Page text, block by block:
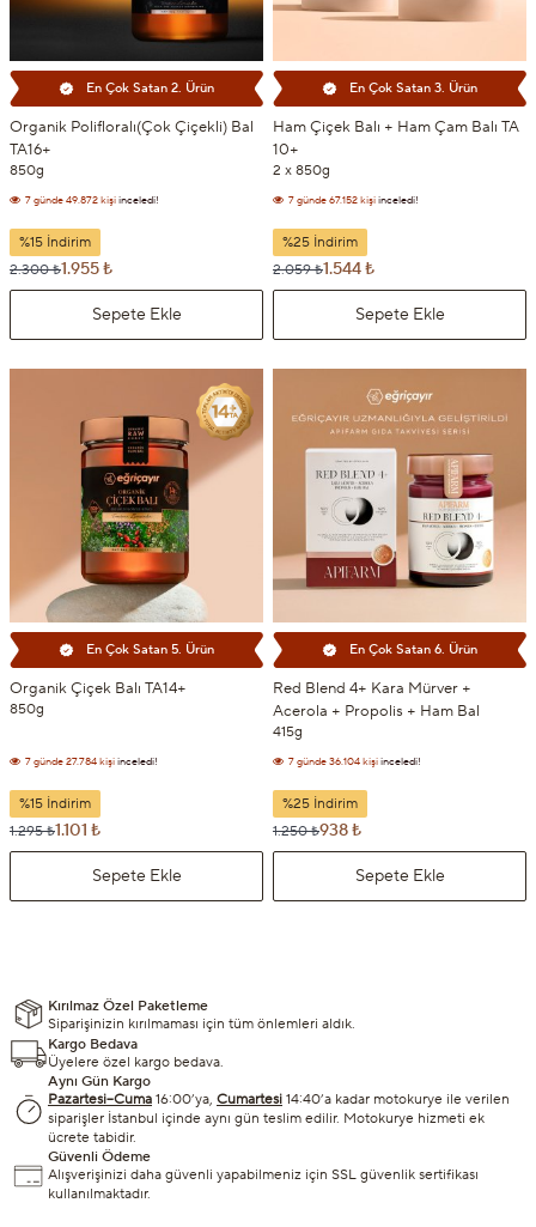
En Çok Satan 2. Ürün
Organik Polifloralı(Çok Çiçekli) Bal
TA16+
850g
7 günde49.872 kişiinceledi!
7 günde 4.464 kişi
%15 İndirim
2.300 ₺1.955 ₺
Sepete Ekle
En Çok Satan 3. Ürün
Ham Çiçek Balı + Ham Çam Balı TA
10+
2 x 850g
7 günde67.152 kişiinceledi!
7 günde 3.060 kişi
%25 İndirim
2.059 ₺1.544 ₺
Sepete Ekle
En Çok Satan 5. Ürün
Organik Çiçek Balı TA14+
850g
7 günde27.784 kişiinceledi!
7 günde 2.416 kişi
%15 İndirim
1.295 ₺1.101 ₺
Sepete Ekle
En Çok Satan 6. Ürün
Red Blend 4+ Kara Mürver +
Acerola + Propolis + Ham Bal
415g
7 günde36.104 kişiinceledi!
7 günde 1.972 kişi
%25 İndirim
1.250 ₺938 ₺
Sepete Ekle
Kırılmaz Özel Paketleme
Siparişinizin kırılmaması için tüm önlemleri aldık.
Kargo Bedava
Üyelere özel kargo bedava.
Aynı Gün Kargo
Pazartesi–Cuma 16:00’ya, Cumartesi 14:40’a kadar motokurye ile verilen
siparişler İstanbul içinde aynı gün teslim edilir. Motokurye hizmeti ek
ücrete tabidir.
Güvenli Ödeme
Alışverişinizi daha güvenli yapabilmeniz için SSL güvenlik sertifikası
kullanılmaktadır.